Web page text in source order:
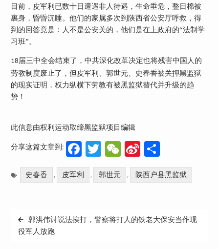
目前，皮军利已数十日遭遇非人待遇，生命垂危，整日棉被
裹身，昏昏沉睡。他们的家属多次到陕西省公安厅呼救，得
到的回答竟是：人不是公安关的，他们是在上政府的“法制学
习班”。
18 届三中全会结束了，中共深化改革决定也将残害中国人的
劳教制度废止了，但皮军利、郭世元、史春香被关押黑监狱
的现实证明，权力纵横下劳教有被黑监狱替代并升级的趋
势！
此信息由权利运动取缔黑监狱项目编辑
分享这篇文章到: Facebook
Twitter
WeChat
Sina
Weibo
分
享
史春香 , 皮军利 , 郭世元 , 陕西户县黑监狱
文
章
郭洪伟讨说法挨打，警察将打人的铁老大保安当作现
役军人放跑